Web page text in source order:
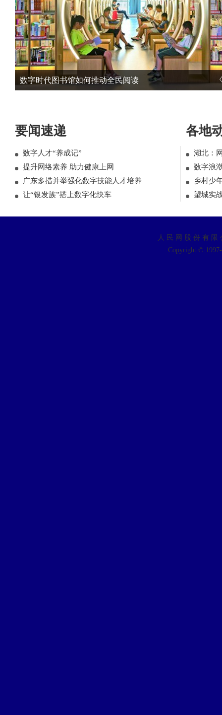
数字时代图书馆如何推动全民阅读
要闻速递
数字人才“养成记”
提升网络素养 助力健康上网
广东多措并举强化数字技能人才培养
让“银发族”搭上数字化快车
各地
湖北：
数字浪
乡村少
望城实
人 民 网 股 份 有 限
Copyright © 1997-